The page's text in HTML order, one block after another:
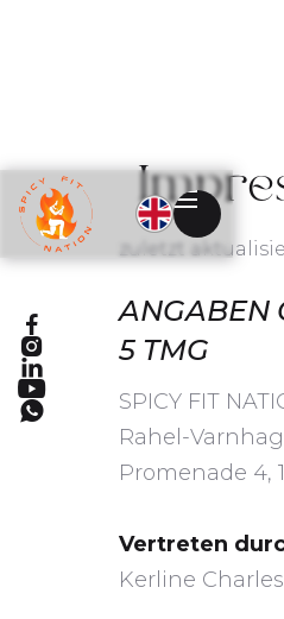





zuletzt
ANGABEN
5 TMG
SPICY FIT
Rahel-
Promenade 4,
Vertreten
Kerline Charles